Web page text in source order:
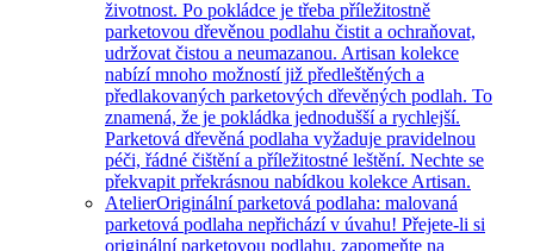
životnost. Po pokládce je třeba příležitostně
parketovou dřevěnou podlahu čistit a ochraňovat,
udržovat čistou a neumazanou. Artisan kolekce
nabízí mnoho možností již předleštěných a
předlakovaných parketových dřevěných podlah. To
znamená, že je pokládka jednodušší a rychlejší.
Parketová dřevěná podlaha vyžaduje pravidelnou
péči, řádné čištění a příležitostné leštění. Nechte se
překvapit prřekrásnou nabídkou kolekce Artisan.
AtelierOriginální parketová podlaha: malovaná
parketová podlaha nepřichází v úvahu! Přejete-li si
originální parketovou podlahu, zapomeňte na